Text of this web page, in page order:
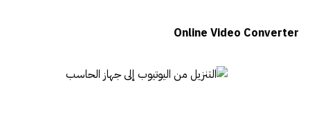
Online Video Converter